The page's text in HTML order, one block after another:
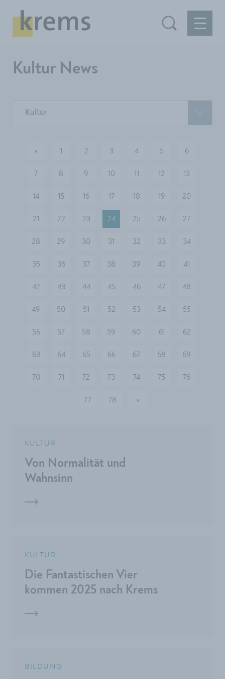
Kultur News
Kultur
vorherige
« 1 2 3 4 5 6
7 8 9 10 11 12 13
14 15 16 17 18 19 20
21 22 23 24 25 26 27
28 29 30 31 32 33 34
35 36 37 38 39 40 41
42 43 44 45 46 47 48
49 50 51 52 53 54 55
56 57 58 59 60 61 62
63 64 65 66 67 68 69
70 71 72 73 74 75 76
77 78 »
KULTUR
Von Normalität und
Wahnsinn
KULTUR
Die Fantastischen Vier
kommen 2025 nach Krems
BILDUNG